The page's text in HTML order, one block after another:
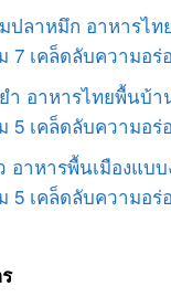
ปลาหมึก อาหารไท
7 เคล็ดลับความอร่
ำ อาหารไทยพื้นบ้า
5 เคล็ดลับความอร่
อาหารพื้นเมืองแบบ
5 เคล็ดลับความอร่